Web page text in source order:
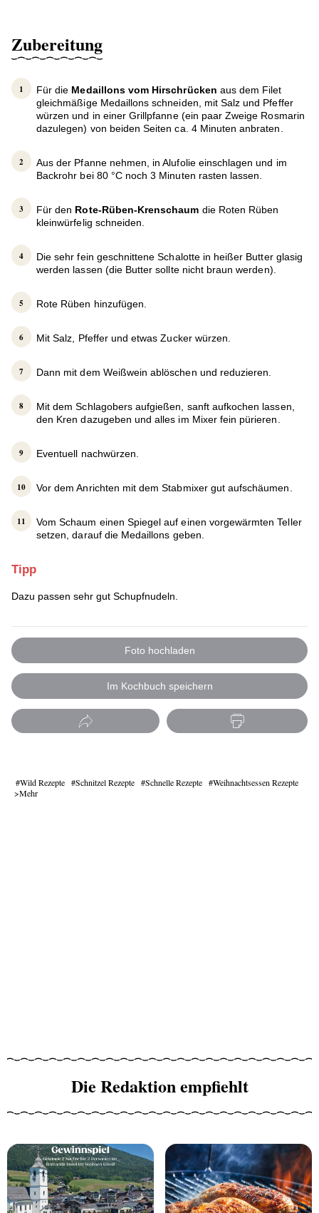
Zubereitung
Für die Medaillons vom Hirschrücken aus dem Filet
gleichmäßige Medaillons schneiden, mit Salz und Pfeffer
würzen und in einer Grillpfanne (ein paar Zweige Rosmarin
dazulegen) von beiden Seiten ca. 4 Minuten anbraten.
Aus der Pfanne nehmen, in Alufolie einschlagen und im
Backrohr bei 80 °C noch 3 Minuten rasten lassen.
Für den Rote-Rüben-Krenschaum die Roten Rüben
kleinwürfelig schneiden.
Die sehr fein geschnittene Schalotte in heißer Butter glasig
werden lassen (die Butter sollte nicht braun werden).
Rote Rüben hinzufügen.
Mit Salz, Pfeffer und etwas Zucker würzen.
Dann mit dem Weißwein ablöschen und reduzieren.
Mit dem Schlagobers aufgießen, sanft aufkochen lassen,
den Kren dazugeben und alles im Mixer fein pürieren.
Eventuell nachwürzen.
Vor dem Anrichten mit dem Stabmixer gut aufschäumen.
Vom Schaum einen Spiegel auf einen vorgewärmten Teller
setzen, darauf die Medaillons geben.
Tipp
Dazu passen sehr gut Schupfnudeln.
Foto hochladen
Im Kochbuch speichern
Wild Rezepte Schnitzel Rezepte Schnelle Rezepte
Weihnachtsessen Rezepte
Mehr
Die Redaktion empfiehlt